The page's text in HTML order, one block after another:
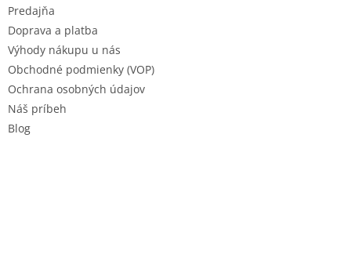
Predajňa
Doprava a platba
Výhody nákupu u nás
Obchodné podmienky (VOP)
Ochrana osobných údajov
Náš príbeh
Blog